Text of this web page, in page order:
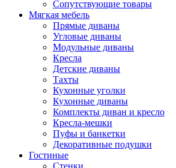
Сопутствующие товары
Мягкая мебель
Прямые диваны
Угловые диваны
Модульные диваны
Кресла
Детские диваны
Тахты
Кухонные уголки
Кухонные диваны
Комплекты диван и кресло
Кресла-мешки
Пуфы и банкетки
Декоративные подушки
Гостиные